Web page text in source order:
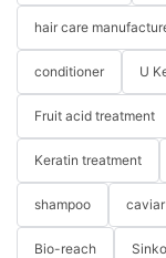
hair care
conditioner U
Fruit acid treatment
Keratin treatment
shampoo caviar
Bio-reach